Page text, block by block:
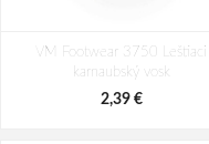
218,36 €
VM Footwear 3750 Leštiaci
karnaubský vosk
2,39 €